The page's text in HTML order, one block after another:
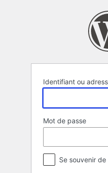
Identifiant ou
Mot de passe
Se souvenir de